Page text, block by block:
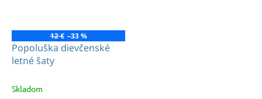
12 € –33 %
Popoluška dievčenské
letné šaty
Skladom